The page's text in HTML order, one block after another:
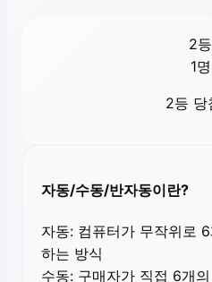
2등
1명
2등 당
자동/수동/반자동이란?
자동: 컴퓨터가 무작위로
하는 방식
수동: 구매자가 직접 6개